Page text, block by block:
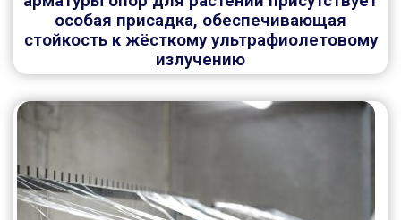
особая присадка, обеспечивающая
стойкость к жёсткому ультрафиолетовому
излучению